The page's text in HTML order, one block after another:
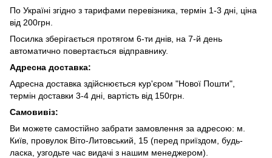
По Україні згідно з тарифами перевізника, термін 1-3 дні, ціна
від 200грн.
Посилка зберігається протягом 6-ти днів, на 7-й день
автоматично повертається відправнику.
Адресна доставка:
Адресна доставка здійснюється кур'єром "Нової Пошти",
термін доставки 3-4 дні, вартість від 150грн.
Самовивіз:
Ви можете самостійно забрати замовлення за адресою: м.
Київ, провулок Віто-Литовський, 15 (перед приїздом, будь-
ласка, узгодьте час видачі з нашим менеджером).